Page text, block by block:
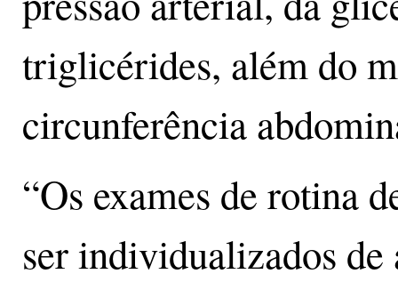
triglicérides, além do
circunferência
“Os exames de rotina
ser individualizados de